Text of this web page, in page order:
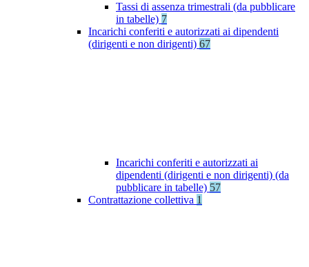
Tassi di assenza trimestrali (da pubblicare
in tabelle) 7
Incarichi conferiti e autorizzati ai dipendenti
(dirigenti e non dirigenti) 67
Incarichi conferiti e autorizzati ai
dipendenti (dirigenti e non dirigenti) (da
pubblicare in tabelle) 57
Contrattazione collettiva 1